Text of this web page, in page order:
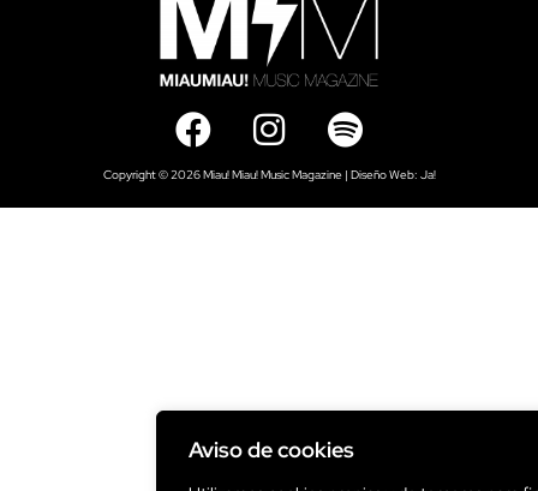
Aviso de cookies
Copyright © 2026 Miau! Miau! Music Magazine | Diseño Web: Ja!